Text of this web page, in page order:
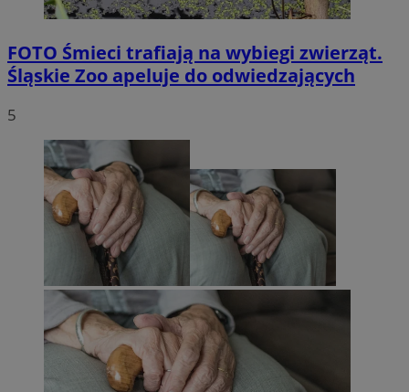
FOTO Śmieci trafiają na wybiegi zwierząt.
Śląskie Zoo apeluje do odwiedzających
5